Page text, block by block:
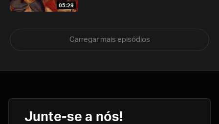
05:29
Carregar mais episódios
Junte-se a nós!